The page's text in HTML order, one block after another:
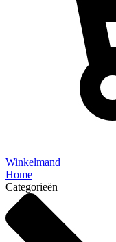
Winkelmand
Home
Categorieën